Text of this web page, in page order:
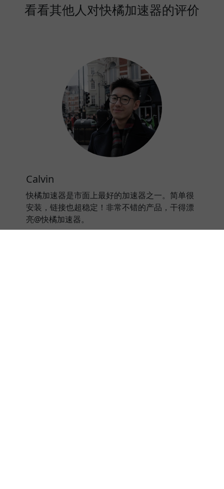
看看其他人对快橘加速器的评价
Calvin
快橘加速器是市面上最好的加速器之一。简单很
安装，链接也超稳定！非常不错的产品，干得漂
亮@快橘加速器。